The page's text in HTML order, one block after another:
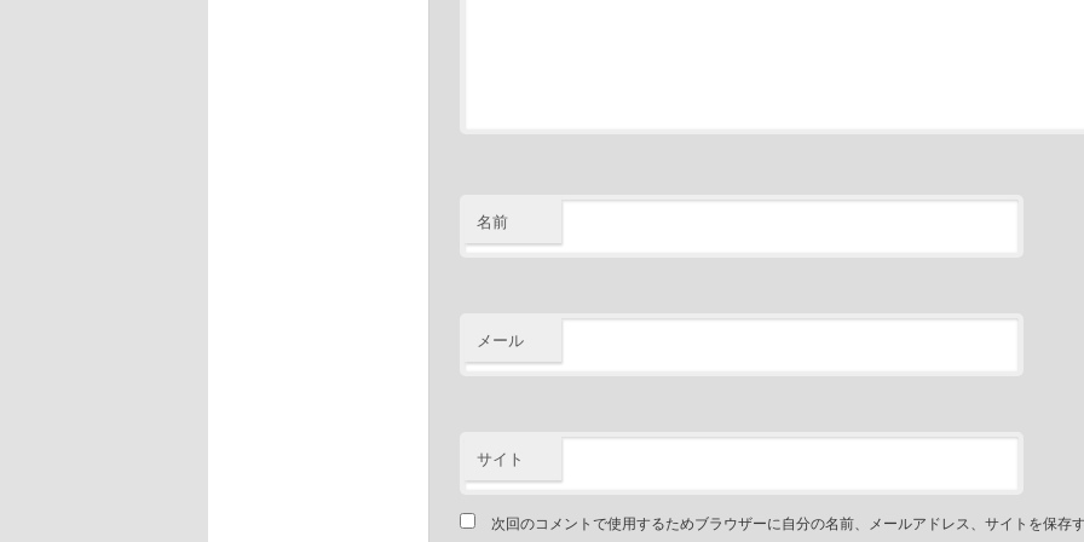
名前
メール
サイト
次回のコメントで使用するためブラウザーに自分の名前、メールアドレス、サイトを保存